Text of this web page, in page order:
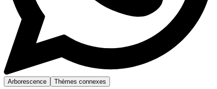
Arborescence Thèmes connexes